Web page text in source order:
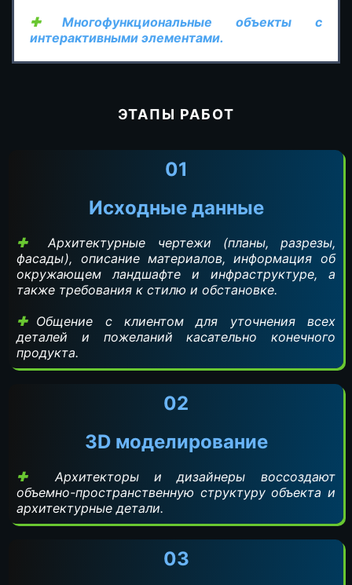
Многофункциональные объекты с
интерактивными элементами.
ЭТАПЫ РАБОТ
01
Исходные данные
Архитектурные чертежи (планы, разрезы,
фасады), описание материалов, информация об
окружающем ландшафте и инфраструктуре, а
также требования к стилю и обстановке.
Общение с клиентом для уточнения всех
деталей и пожеланий касательно конечного
продукта.
02
3D моделирование
Архитекторы и дизайнеры воссоздают
объемно-пространственную структуру объекта и
архитектурные детали.
03